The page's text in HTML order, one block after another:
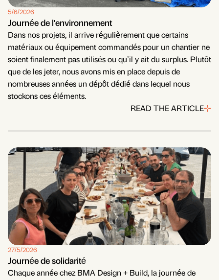
5/6/2026
Journée de l'environnement
Dans nos projets, il arrive régulièrement que certains
matériaux ou équipement commandés pour un chantier ne
soient finalement pas utilisés ou qu’il y ait du surplus. Plutôt
que de les jeter, nous avons mis en place depuis de
nombreuses années un dépôt dédié dans lequel nous
stockons ces éléments.
READ THE ARTICLE
27/5/2026
Journée de solidarité
Chaque année chez BMA Design + Build, la journée de